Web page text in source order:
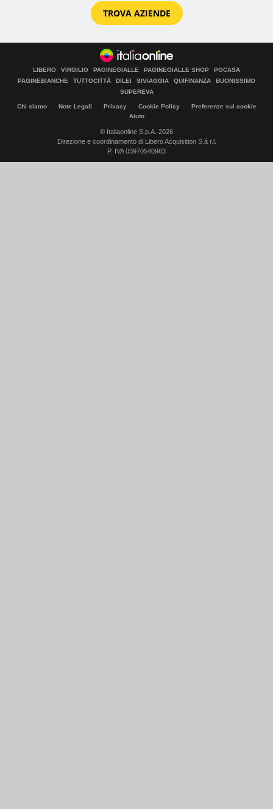
TROVA AZIENDE
LIBERO VIRGILIO PAGINEGIALLE PAGINEGIALLE SHOP
PGCASA
PAGINEBIANCHE
TUTTOCITTÀ DILEI SIVIAGGIA QUIFINANZA
BUONISSIMO
SUPEREVA
Chi siamo Note Legali Privacy Cookie Policy
Preferenze sui cookie
Aiuto
© Italiaonline S.p.A. 2026
Direzione e coordinamento di Libero Acquisition S.á r.l.
P. IVA 03970540963